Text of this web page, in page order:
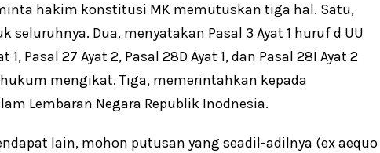
hakim konstitusi MK memutuskan tiga hal. Satu,
Dua, menyatakan Pasal 3 Ayat 1 huruf d UU
Pasal 27 Ayat 2, Pasal 28D Ayat 1, dan Pasal 28I Ayat 2
mengikat. Tiga, memerintahkan kepada
Lembaran Negara Republik Inodnesia.
lain, mohon putusan yang seadil-adilnya (ex aequo